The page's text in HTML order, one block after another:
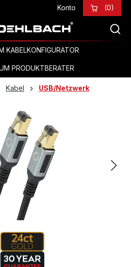
Konto (0)
KABELKONFIGURATOR
PRODUKTBERATER
Kabel USB/Netzwerk